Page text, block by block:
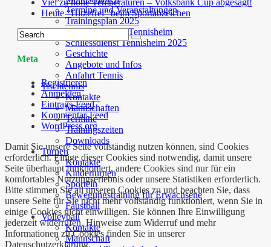
Termine und Veranstaltungen
Trainingsplan 2025
Bewirtungsplan Tennisheim
Schliessdienst Tennisheim 2025
Geschichte
Angebote und Infos
Anfahrt Tennis
Tischtennis
Kontakte
Mannschaften
Termine
Trainingszeiten
Downloads
Turnen
Kontakte
Kinderturnen
Sporteln
Bewegungstraining für Erwachsene
Faustball
Volleyball
Kontakte
Mannschaft
Heute “Hitzefrei” beim Sportabzeichen
Meta
Registrieren
Anmelden
Eintrags-Feed
Kommentar-Feed
WordPress.org
Damit Sie unsere Seite vollständig nutzen können, sind Cookies
erforderlich. Einige dieser Cookies sind notwendig, damit unsere
Seite überhaupt funktioniert, andere Cookies sind nur für ein
komfortables Nutzungserlebnis oder unsere Statistiken erforderlich.
Bitte stimmen Sie all unseren Cookies zu und beachten Sie, dass
unsere Seite für Sie nicht mehr vollständig funktioniert, wenn Sie in
einige Cookies nicht einwilligen. Sie können Ihre Einwilligung
jederzeit widerrufen. Hinweise zum Widerruf und mehr
Informationen zu Cookies finden Sie in unserer
Datenschutzerklärung.